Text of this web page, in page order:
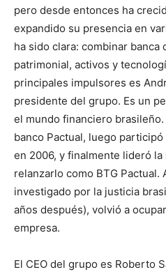
pero desde entonces ha
expandido su presencia en
ha sido clara: combinar
patrimonial, activos y
principales impulsores es
presidente del grupo. Es un
el mundo financiero
banco Pactual, luego
en 2006, y finalmente lideró
relanzarlo como BTG Pactual.
investigado por la justicia
años después), volvió a
empresa.
El CEO del grupo es Roberto